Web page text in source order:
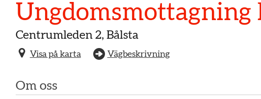
Centrumleden 2, Bålsta
Visa på karta Vägbeskrivning
Om oss